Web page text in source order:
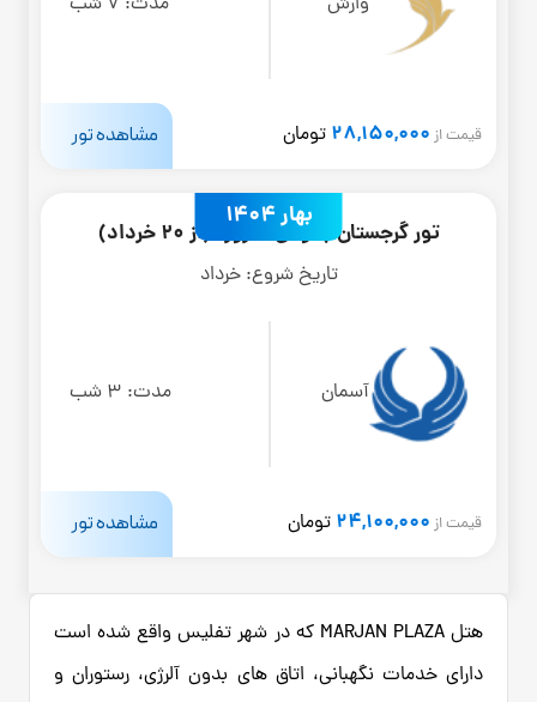
قیمت از 28,150,000 تومان مشاهده تور
بهار 1404
تور گرجستان باتومی 4 روزه (از 20 خرداد)
تاریخ شروع: خرداد
آسمان مدت: 3 شب
قیمت از 24,100,000 تومان مشاهده تور
هتل MARJAN PLAZA که در شهر تفلیس واقع شده است
دارای خدمات نگهبانی، اتاق های بدون آلرژی، رستوران و